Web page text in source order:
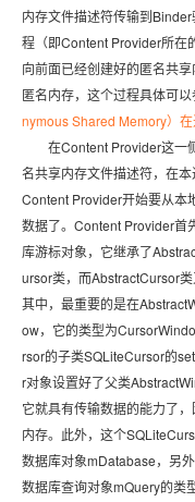
内存文件描述符传输到
程（即Content Provider所在
向前面已经创建好的匿名共
匿名内存，这个过程具体可
nymous Shared Memory）
在Content Provider这一
名共享内存文件描述符，在
Content Provider开始要从本
数据了。Content Provider首
库游标对象，它继承了
ursor类，而AbstractCursor
其中，最重要的是在
ow，它的类型为
rsor的子类SQLiteCursor的
r对象设置好了父类
它就具有传输数据的能力了
内存。此外，这个
数据库对象mDatabase，另
数据库查询对象mQuery的类